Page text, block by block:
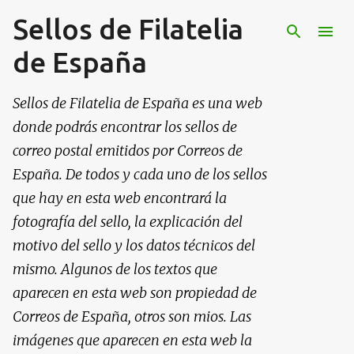
Ir al contenido principal
Sellos de Filatelia
de España
Sellos de Filatelia de España es una web
donde podrás encontrar los sellos de
correo postal emitidos por Correos de
España. De todos y cada uno de los sellos
que hay en esta web encontrará la
fotografía del sello, la explicación del
motivo del sello y los datos técnicos del
mismo. Algunos de los textos que
aparecen en esta web son propiedad de
Correos de España, otros son mios. Las
imágenes que aparecen en esta web la